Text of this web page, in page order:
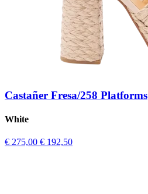
Castañer Fresa/258 Platforms
White
€ 275,00 € 192,50